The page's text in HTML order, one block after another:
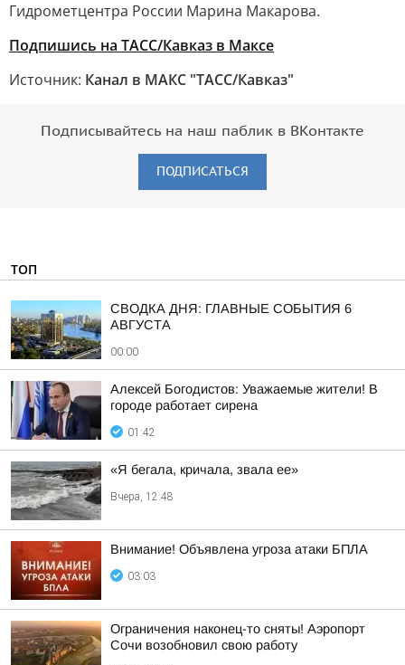
Гидрометцентра России Марина Макарова.
Подпишись на ТАСС/Кавказ в Максе
Источник: Канал в МАКС "ТАСС/Кавказ"
Подписывайтесь на наш паблик в ВКонтакте
ПОДПИСАТЬСЯ
ТОП
СВОДКА ДНЯ: ГЛАВНЫЕ СОБЫТИЯ 6
АВГУСТА
00:00
Алексей Богодистов: Уважаемые жители! В
городе работает сирена
01:42
«Я бегала, кричала, звала ее»
Вчера, 12:48
Внимание! Объявлена угроза атаки БПЛА
03:03
Ограничения наконец-то сняты! Аэропорт
Сочи возобновил свою работу